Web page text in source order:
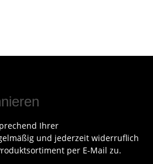
Ihrer
und jederzeit widerruflich
per E-Mail zu.